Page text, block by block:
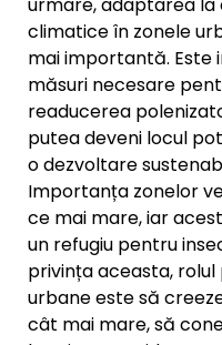
urmare, adaptarea
climatice în zonele
mai importantă.
măsuri necesare
readucerea
putea deveni locul
o dezvoltare
Importanța zonelor
ce mai mare, iar
un refugiu pentru
privința aceasta,
urbane este să
cât mai mare, să